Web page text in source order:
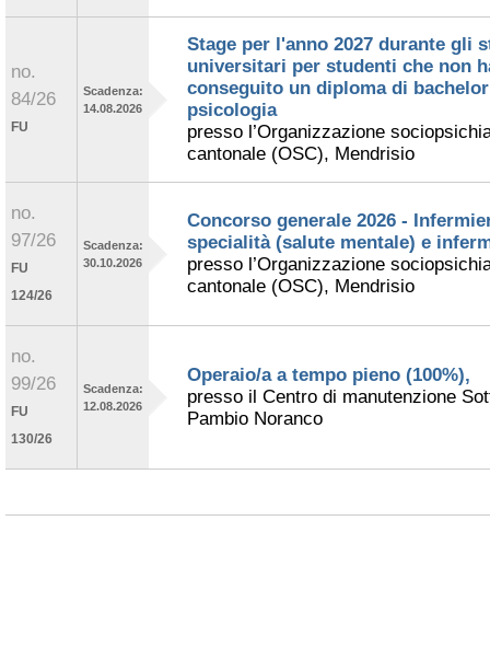
no.
84/26
FU
Scadenza:
14.08.2026
Stage per l'anno 2027 durante gli
universitari per studenti che non
conseguito un diploma di
psicologia
presso l’Organizzazione
cantonale (OSC), Mendrisio
no.
97/26
FU
124/26
Scadenza:
30.10.2026
Concorso generale 2026 -
specialità (salute mentale) e
presso l’Organizzazione
cantonale (OSC), Mendrisio
no.
99/26
FU
130/26
Scadenza:
12.08.2026
Operaio/a a tempo pieno (100%),
presso il Centro di manutenzione
Pambio Noranco